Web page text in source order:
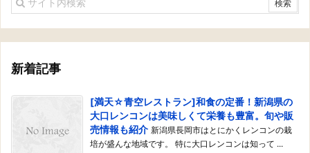
新着記事
[満天☆青空レストラン]和食の定番！新潟県の
大口レンコンは美味しくて栄養も豊富。旬や販
売情報も紹介 新潟県長岡市はとにかくレンコンの栽
培が盛んな地域です。 特に大口レンコンは知って ...